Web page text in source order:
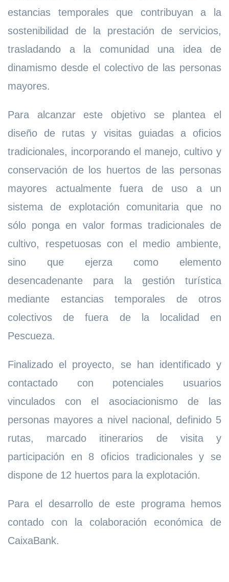
estancias temporales que contribuyan a la
sostenibilidad de la prestación de servicios,
trasladando a la comunidad una idea de
dinamismo desde el colectivo de las personas
mayores.
Para alcanzar este objetivo se plantea el
diseño de rutas y visitas guiadas a oficios
tradicionales, incorporando el manejo, cultivo y
conservación de los huertos de las personas
mayores actualmente fuera de uso a un
sistema de explotación comunitaria que no
sólo ponga en valor formas tradicionales de
cultivo, respetuosas con el medio ambiente,
sino que ejerza como elemento
desencadenante para la gestión turística
mediante estancias temporales de otros
colectivos de fuera de la localidad en
Pescueza.
Finalizado el proyecto, se han identificado y
contactado con potenciales usuarios
vinculados con el asociacionismo de las
personas mayores a nivel nacional, definido 5
rutas, marcado itinerarios de visita y
participación en 8 oficios tradicionales y se
dispone de 12 huertos para la explotación.
Para el desarrollo de este programa hemos
contado con la colaboración económica de
CaixaBank.